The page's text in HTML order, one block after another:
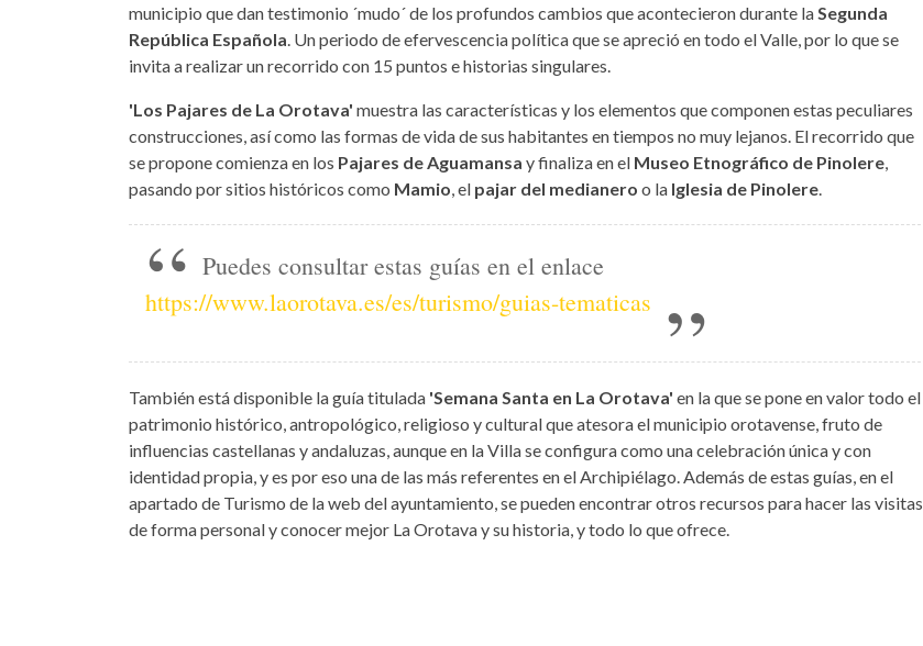
municipio que dan testimonio ´mudo´ de los profundos cambios que acontecieron durante la Segunda
República Española . Un periodo de efervescencia política que se apreció en todo el Valle, por lo que se
invita a realizar un recorrido con 15 puntos e historias singulares.
'Los Pajares de La Orotava' muestra las características y los elementos que componen estas peculiares
construcciones, así como las formas de vida de sus habitantes en tiempos no muy lejanos. El recorrido que
se propone comienza en los Pajares de Aguamansa y finaliza en el Museo Etnográfico de Pinolere
pasando por sitios históricos como Mamio , el pajar del medianero o la Iglesia de Pinolere
Puedes consultar estas guías en el enlace
https://www.laorotava.es/es/turismo/guias-tematicas
También está disponible la guía titulada 'Semana Santa en La Orotava' en la que se pone en valor todo el
patrimonio histórico, antropológico, religioso y cultural que atesora el municipio orotavense, fruto de
influencias castellanas y andaluzas, aunque en la Villa se configura como una celebración única y con
identidad propia, y es por eso una de las más referentes en el Archipiélago. Además de estas guías, en el
apartado de Turismo de la web del ayuntamiento, se pueden encontrar otros recursos para hacer las visitas
de forma personal y conocer mejor La Orotava y su historia, y todo lo que ofrece.